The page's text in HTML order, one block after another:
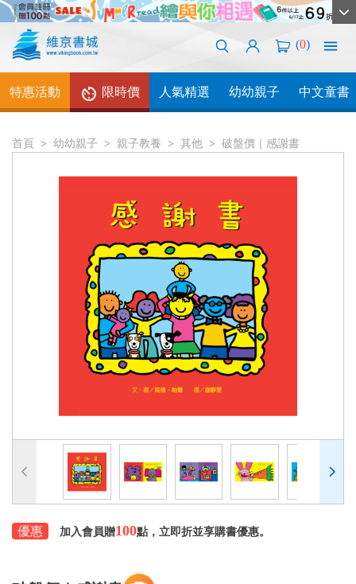
(0)
特惠活動 限時價 人氣精選 幼幼親子 中文童書
首頁 幼幼親子 親子教養 其他 破盤價｜感謝書
優惠 加入會員贈100點，立即折並享購書優惠。